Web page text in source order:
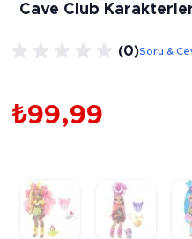
Et Bebekler
Fonksiyonlu Bebekler
Oyuncak Bebek Aksesuarları
Kozmetik ve Güzellik Setleri
Aksesuar
6-9 Yaş
Cave Club
(0)Soru &
₺99,99